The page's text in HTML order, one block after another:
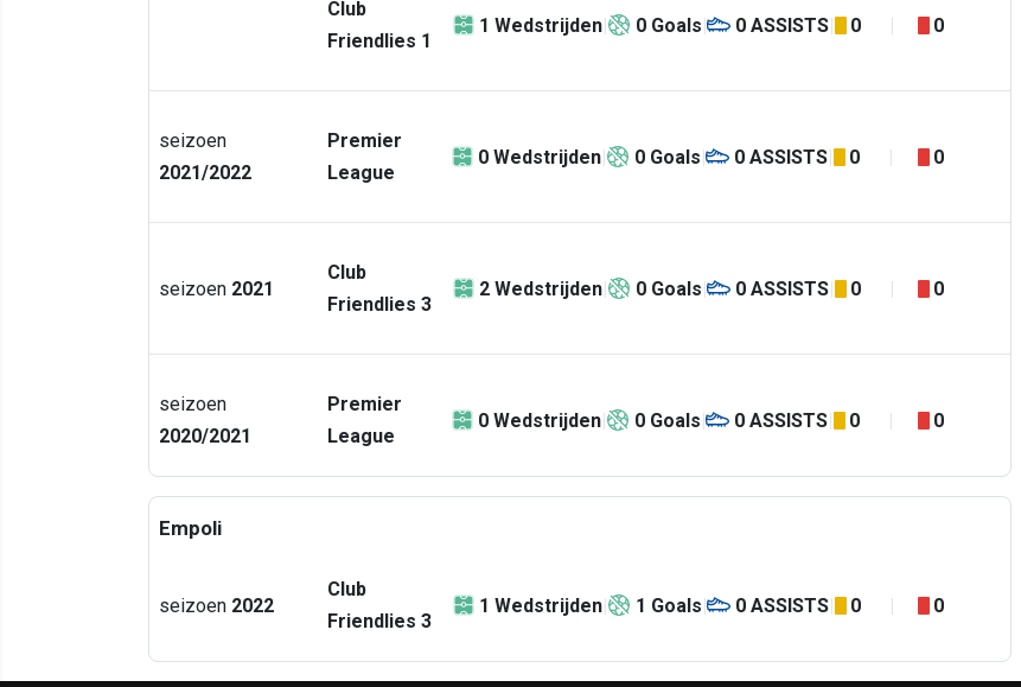
Club
Friendlies 1
1 Wedstrijden 0 Goals 0 ASSISTS 0 0
seizoen
2021/2022
Premier
League
0 Wedstrijden 0 Goals 0 ASSISTS 0 0
seizoen 2021
Club
Friendlies 3
2 Wedstrijden 0 Goals 0 ASSISTS 0 0
seizoen
2020/2021
Premier
League
0 Wedstrijden 0 Goals 0 ASSISTS 0 0
Empoli
seizoen 2022
Club
Friendlies 3
1 Wedstrijden 1 Goals 0 ASSISTS 0 0